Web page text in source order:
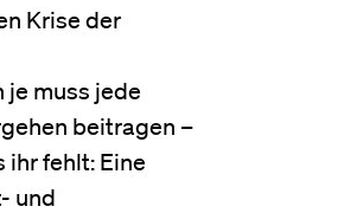
Krise der
je muss jede
beitragen –
fehlt: Eine
und